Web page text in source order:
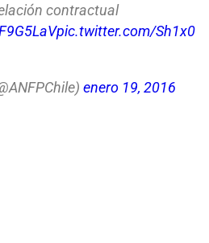
contractual
pic.twitter.com/Sh1x0
enero 19, 2016